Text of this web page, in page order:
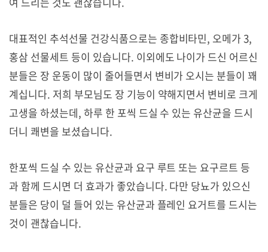
대표적인 추석선물 건강식품으로는 종합비타민, 오메가 3,
홍삼 선물세트 등이 있습니다. 이외에도 나이가 드신 어르신
분들은 장 운동이 많이 줄어들면서 변비가 오시는 분들이 꽤
계십니다. 저희 부모님도 장 기능이 약해지면서 변비로 크게
고생을 하셨는데, 하루 한 포씩 드실 수 있는 유산균을 드시
더니 쾌변을 보셨습니다.
한포씩 드실 수 있는 유산균과 요구 루트 또는 요구르트 등
과 함께 드시면 더 효과가 좋았습니다. 다만 당뇨가 있으신
분들은 당이 덜 들어 있는 유산균과 플레인 요거트를 드시는
것이 괜찮습니다.